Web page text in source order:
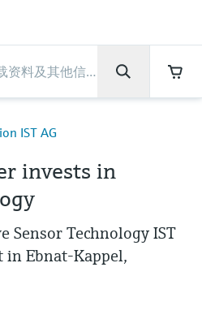
services
服务
—— 提高
转型，实
卓越运营
提供全方
, 出版物, 软
方案
应对未来
职业生
IST AG
invests in
Sensor Technology IST
in Ebnat-Kappel,